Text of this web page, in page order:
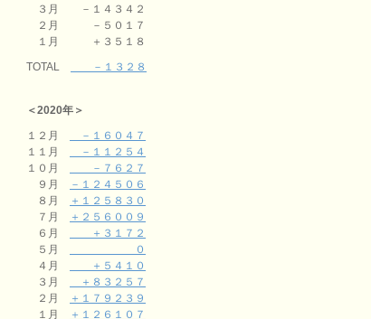
３月 －１４３４２
２月 －５０１７
１月 ＋３５１８
TOTAL
－１３２８
＜2020年＞
１２月
－１６０４７
１１月
－１１２５４
１０月
－７６２７
９月
－１２４５０６
８月
＋１２５８３０
７月
＋２５６００９
６月
＋３１７２
５月
０
４月
＋５４１０
３月
＋８３２５７
２月
＋１７９２３９
１月
＋１２６１０７